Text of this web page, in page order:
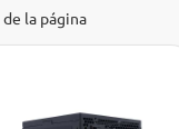
la página